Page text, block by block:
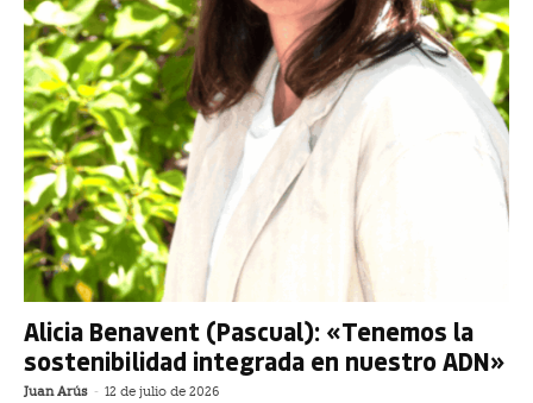
Alicia Benavent (Pascual): «Tenemos la
sostenibilidad integrada en nuestro ADN»
Juan Arús - 12 de julio de 2026